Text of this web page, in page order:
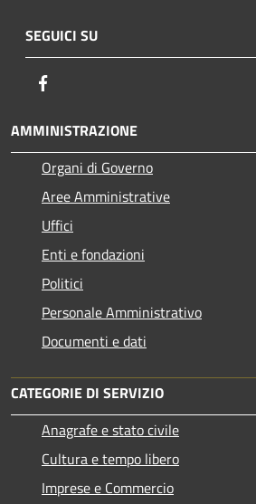
SEGUICI SU
AMMINISTRAZIONE
Organi di Governo
Aree Amministrative
Uffici
Enti e fondazioni
Politici
Personale Amministrativo
Documenti e dati
CATEGORIE DI SERVIZIO
Anagrafe e stato civile
Cultura e tempo libero
Imprese e Commercio